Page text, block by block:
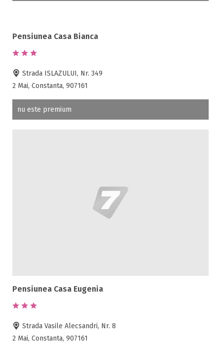
Pensiunea Casa Bianca
Strada ISLAZULUI, Nr. 349
2 Mai, Constanta, 907161
nu este premium
Pensiunea Casa Eugenia
Strada Vasile Alecsandri, Nr. 8
2 Mai, Constanta, 907161